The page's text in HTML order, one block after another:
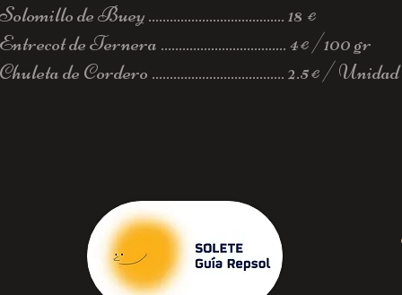
Solomillo de Buey ...................................... 18 €
Entrecot de Ternera ................................... 4€/100 gr
Chuleta de Cordero ..................................... 2.5€/ Unidad